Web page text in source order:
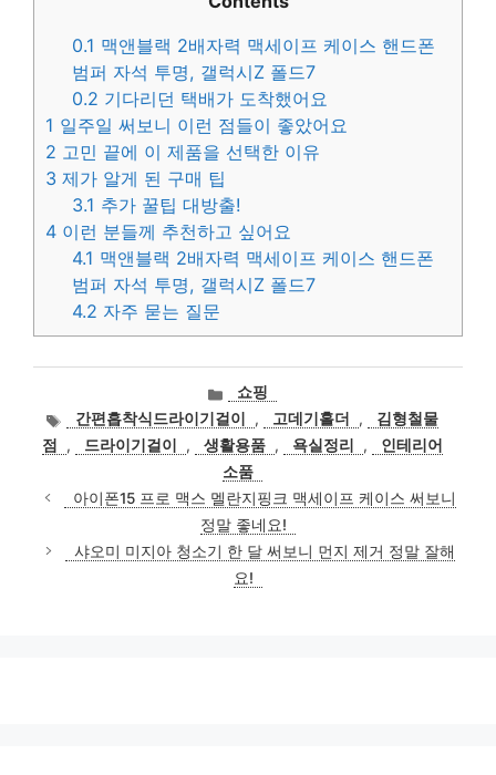
0.1 맥앤블랙 2배자력 맥세이프 케이스 핸드폰
범퍼 자석 투명, 갤럭시Z 폴드7
0.2 기다리던 택배가 도착했어요
1 일주일 써보니 이런 점들이 좋았어요
2 고민 끝에 이 제품을 선택한 이유
3 제가 알게 된 구매 팁
3.1 추가 꿀팁 대방출!
4 이런 분들께 추천하고 싶어요
4.1 맥앤블랙 2배자력 맥세이프 케이스 핸드폰
범퍼 자석 투명, 갤럭시Z 폴드7
4.2 자주 묻는 질문
카
테
고
리
쇼핑
태간편흡착식드라이기걸이 , 고데기홀더 ,
김형철물
점
, 드라이기걸이 , 생활용품 , 욕실정리 ,
인테리어
소품
아이폰15 프로 맥스 멜란지핑크 맥세이프 케이스 써보니
정말 좋네요!
샤오미 미지아 청소기 한 달 써보니 먼지 제거 정말 잘해
요!